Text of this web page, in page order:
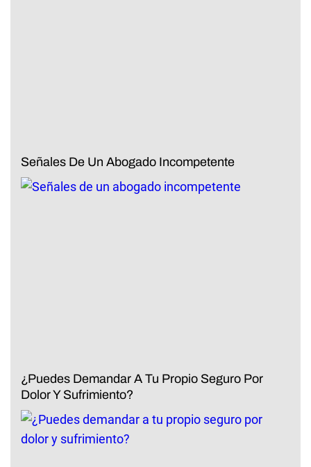
Señales De Un Abogado Incompetente
¿Puedes Demandar A Tu Propio Seguro Por
Dolor Y Sufrimiento?